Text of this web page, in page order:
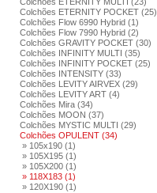
Colchões ETERNITY POCKET (25)
Colchões Flow 6990 Hybrid (1)
Colchões Flow 7990 Hybrid (2)
Colchões GRAVITY POCKET (30)
Colchões INFINITY MULTI (35)
Colchões INFINITY POCKET (25)
Colchões INTENSITY (33)
Colchões LEVITY AIRVEX (29)
Colchões LEVITY ART (4)
Colchões Mira (34)
Colchões MOON (37)
Colchões MYSTIC MULTI (29)
Colchões OPULENT (34)
» 105x190 (1)
» 105X195 (1)
» 105X200 (1)
» 118X183 (1)
» 120X190 (1)